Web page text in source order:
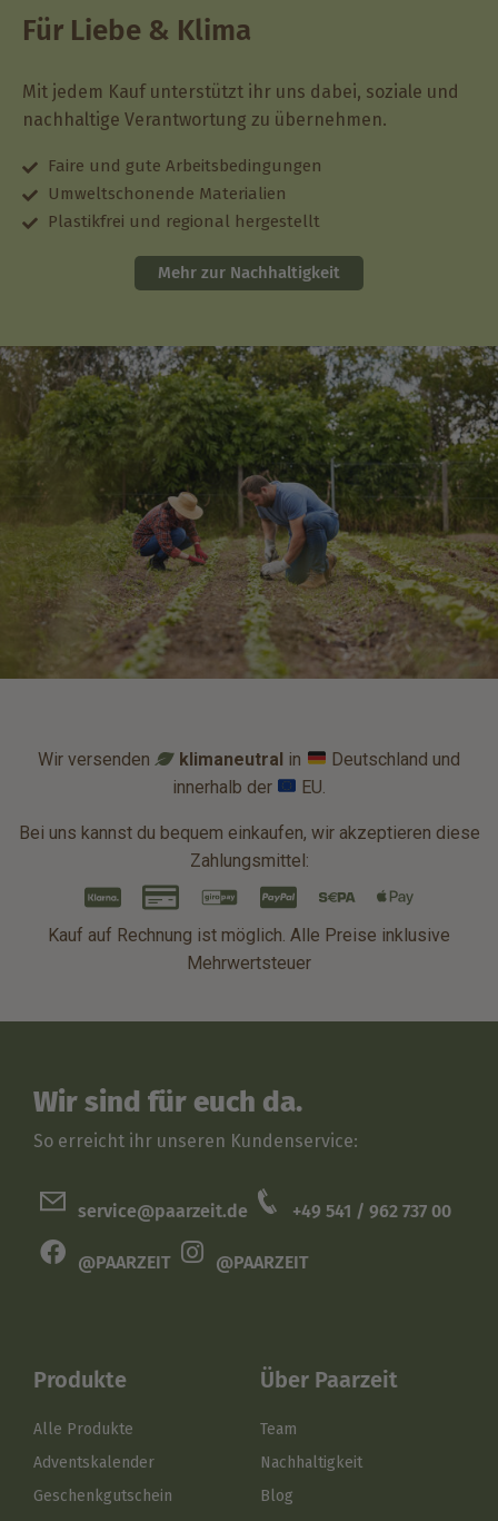
Für Liebe & Klima
Mit jedem Kauf unterstützt ihr uns dabei, soziale und
nachhaltige Verantwortung zu übernehmen.
Faire und gute Arbeitsbedingungen
Umweltschonende Materialien
Plastikfrei und regional hergestellt
Mehr zur Nachhaltigkeit
Wir versenden klimaneutral in
Deutschland und
innerhalb der
EU.
Bei uns kannst du bequem einkaufen, wir akzeptieren diese
Zahlungsmittel:
Kauf auf Rechnung ist möglich. Alle Preise inklusive
Mehrwertsteuer
Wir sind für euch da.
So erreicht ihr unseren Kundenservice:
service@paarzeit.de +49 541 / 962 737 00
@PAARZEIT @PAARZEIT
Produkte
Alle Produkte
Adventskalender
Geschenkgutschein
Über Paarzeit
Team
Nachhaltigkeit
Blog